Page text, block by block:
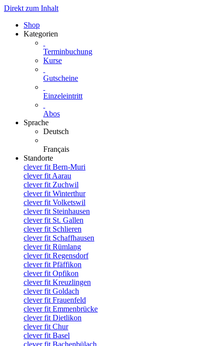
Direkt zum Inhalt
Shop
Kategorien
Terminbuchung
Kurse
Gutscheine
Einzeleintritt
Abos
Sprache
Deutsch
Français
Standorte
clever fit Bern-Muri
clever fit Aarau
clever fit Zuchwil
clever fit Winterthur
clever fit Volketswil
clever fit Steinhausen
clever fit St. Gallen
clever fit Schlieren
clever fit Schaffhausen
clever fit Rümlang
clever fit Regensdorf
clever fit Pfäffikon
clever fit Opfikon
clever fit Kreuzlingen
clever fit Goldach
clever fit Frauenfeld
clever fit Emmenbrücke
clever fit Dietlikon
clever fit Chur
clever fit Basel
clever fit Bachenbülach